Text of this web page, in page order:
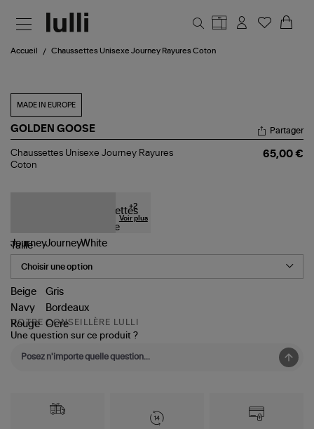
Accueil Chaussettes Unisexe Journey Rayures Coton
MADE IN EUROPE
GOLDEN GOOSE
Chaussettes
Unisexe
Partager
Chaussettes Unisexe Journey Rayures
Coton
65,00 €
+2
Voir plus
Taille
VOTRE CONSEILLÈRE LULLI
Une question sur ce produit ?